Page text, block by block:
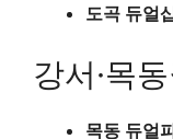
도곡 듀얼
강서·목
목동 듀얼